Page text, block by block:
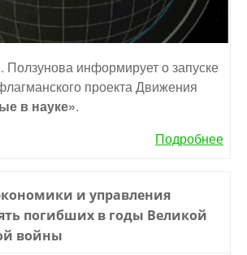
информирует о запуске
проекта Движения
в науке».
Подробнее
и управления
погибших в годы Великой
войны